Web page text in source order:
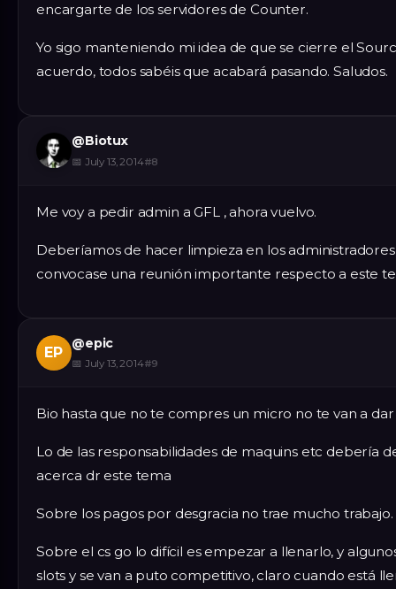
encargarte de los servidores de Counter.
Yo sigo manteniendo mi idea de que se cierre el
acuerdo, todos sabéis que acabará pasando. Saludos.
@Biotux
📅 July 13, 2014#8
Me voy a pedir admin a GFL , ahora vuelvo.
Deberíamos de hacer limpieza en los
convocase una reunión importante respecto a este
EP
@epic
📅 July 13, 2014#9
Bio hasta que no te compres un micro no te van a
Lo de las responsabilidades de maquins etc debería
acerca dr este tema
Sobre los pagos por desgracia no trae mucho trabajo.
Sobre el cs go lo difícil es empezar a llenarlo, y
slots y se van a puto competitivo, claro cuando está